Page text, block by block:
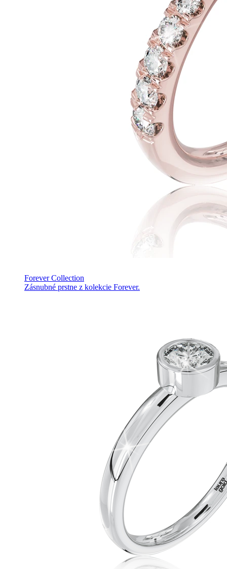
Forever Collection
Zásnubné prstne z kolekcie Forever.